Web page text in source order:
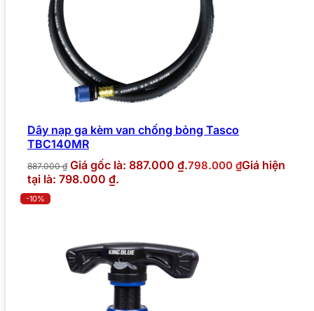
Dây nạp ga kèm van chống bỏng Tasco
TBC140MR
887.000₫ Giá gốc là: 887.000 ₫.798.000 ₫Giá hiện
tại là: 798.000 ₫.
-10%